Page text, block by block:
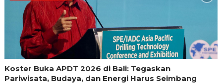
Koster Buka APDT 2026 di Bali: Tegaskan
Pariwisata, Budaya, dan Energi Harus Seimbang